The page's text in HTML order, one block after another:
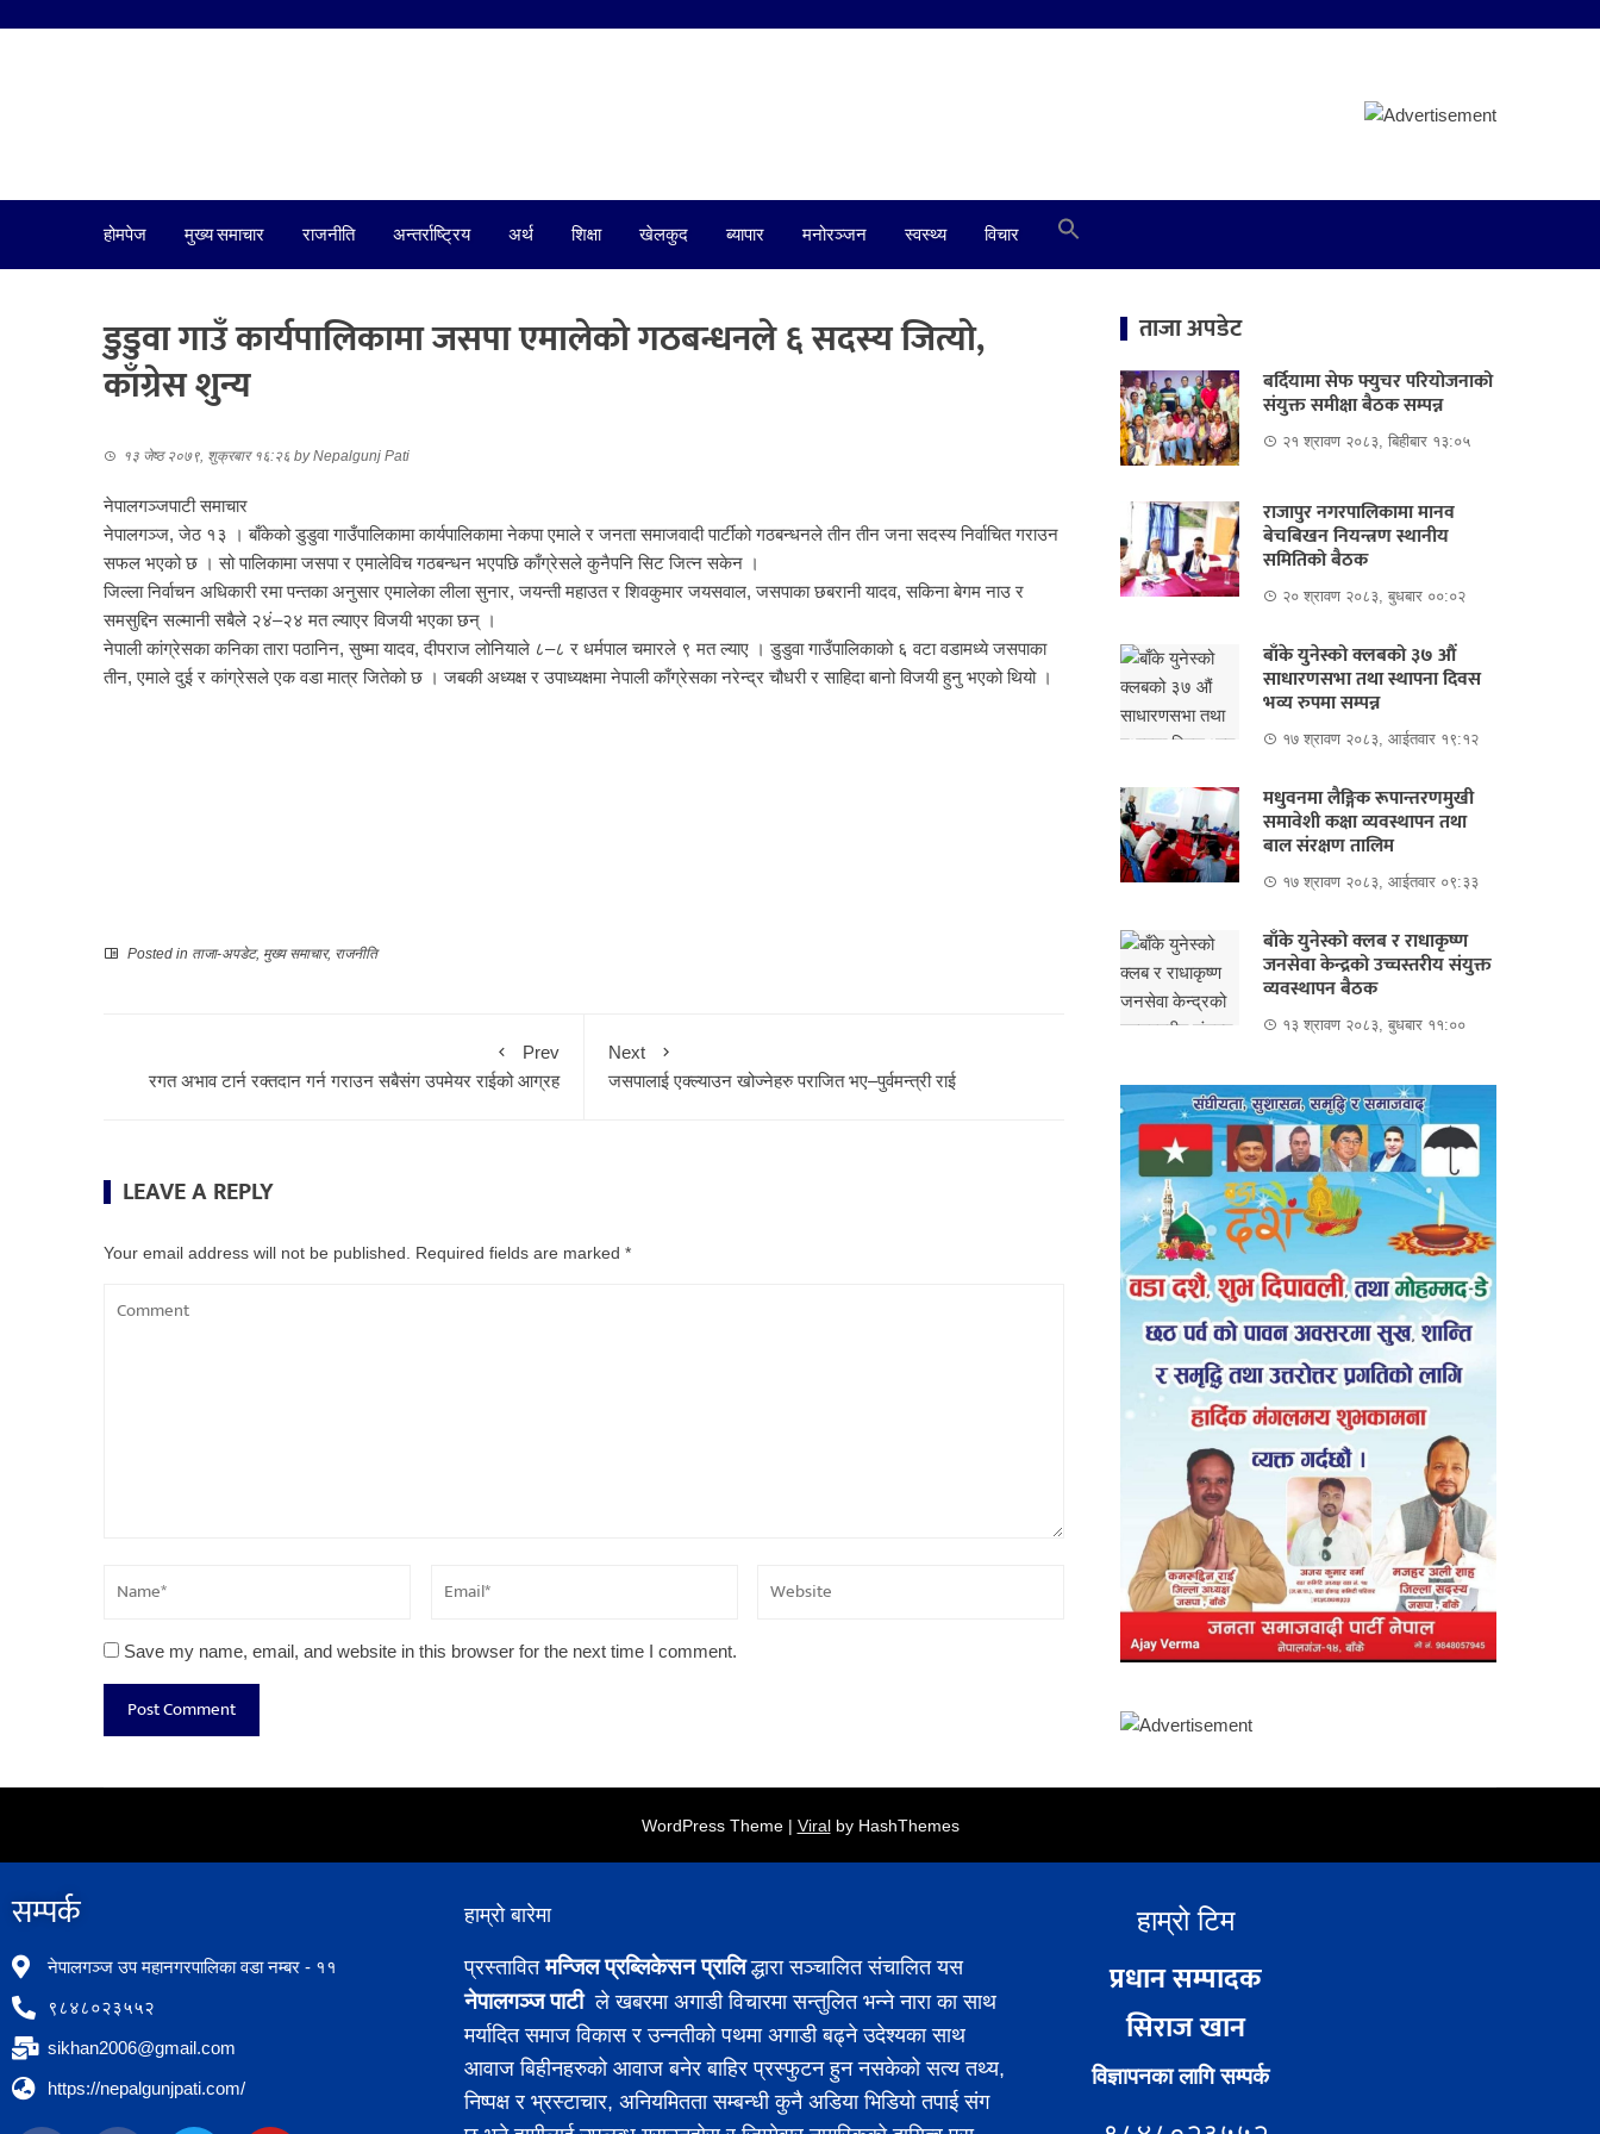
होमपेज मुख्य समाचार राजनीति अन्तर्राष्ट्रिय अर्थ शिक्षा खेलकुद ब्यापार मनोरञ्जन स्वस्थ्य विचार
डुडुवा गाउँ कार्यपालिकामा जसपा एमालेको गठबन्धनले ६ सदस्य जित्यो,
काँग्रेस शुन्य
१३ जेष्ठ २०७९, शुक्रबार १६:२६ byNepalgunj Pati
नेपालगञ्जपाटी समाचार
नेपालगञ्ज, जेठ १३ । बाँकेको डुडुवा गाउँपालिकामा कार्यपालिकामा नेकपा एमाले र जनता समाजवादी पार्टीको गठबन्धनले तीन तीन जना सदस्य निर्वाचित गराउन
सफल भएको छ । सो पालिकामा जसपा र एमालेविच गठबन्धन भएपछि काँग्रेसले कुनैपनि सिट जित्न सकेन ।
जिल्ला निर्वाचन अधिकारी रमा पन्तका अनुसार एमालेका लीला सुनार, जयन्ती महाउत र शिवकुमार जयसवाल, जसपाका छबरानी यादव, सकिना बेगम नाउ र
समसुद्दिन सल्मानी सबैले २४ं–२४ मत ल्याएर विजयी भएका छन् ।
नेपाली कांग्रेसका कनिका तारा पठानिन, सुष्मा यादव, दीपराज लोनियाले ८–८ र धर्मपाल चमारले ९ मत ल्याए । डुडुवा गाउँपालिकाको ६ वटा वडामध्ये जसपाका
तीन, एमाले दुई र कांग्रेसले एक वडा मात्र जितेको छ । जबकी अध्यक्ष र उपाध्यक्षमा नेपाली काँग्रेसका नरेन्द्र चौधरी र साहिदा बानो विजयी हुनु भएको थियो ।
Posted in ताजा-अपडेट, मुख्य समाचार, राजनीति
Prev
रगत अभाव टार्न रक्तदान गर्न गराउन सबैसंग उपमेयर राईको आग्रह
Next
जसपालाई एक्ल्याउन खोज्नेहरु पराजित भए–पुर्वमन्त्री राई
LEAVE A REPLY
Your email address will not be published. Required fields are marked *
Save my name, email, and website in this browser for the next time I comment.
ताजा अपडेट
बर्दियामा सेफ फ्युचर परियोजनाको
संयुक्त समीक्षा बैठक सम्पन्न
२१ श्रावण २०८३, बिहीबार १३:०५
राजापुर नगरपालिकामा मानव
बेचबिखन नियन्त्रण स्थानीय
समितिको बैठक
२० श्रावण २०८३, बुधबार ००:०२
बाँके युनेस्को क्लबको ३७ औं
साधारणसभा तथा स्थापना दिवस
भव्य रुपमा सम्पन्न
१७ श्रावण २०८३, आईतवार १९:१२
मधुवनमा लैङ्गिक रूपान्तरणमुखी
समावेशी कक्षा व्यवस्थापन तथा
बाल संरक्षण तालिम
१७ श्रावण २०८३, आईतवार ०९:३३
बाँके युनेस्को क्लब र राधाकृष्ण
जनसेवा केन्द्रको उच्चस्तरीय संयुक्त
व्यवस्थापन बैठक
१३ श्रावण २०८३, बुधबार ११:००
WordPress Theme | Viralby HashThemes
सम्पर्क​
नेपालगञ्ज उप महानगरपालिका वडा नम्बर - ११
९८४८०२३५५२
sikhan2006@gmail.com
https://nepalgunjpati.com/
हाम्रो बारेमा
प्रस्तावितमन्जिल प्रब्लिकेसन प्रालिद्धारा सञ्चालित संचालित यस
नेपालगञ्ज पाटीले खबरमा अगाडी विचारमा सन्तुलित भन्ने नारा का साथ
मर्यादित समाज विकास र उन्नतीको पथमा अगाडी बढ्ने उदेश्यका साथ
आवाज बिहीनहरुको आवाज बनेर बाहिर प्रस्फुटन हुन नसकेको सत्य तथ्य,
निष्पक्ष र भ्रस्टाचार, अनियमितता सम्बन्धी कुनै अडिया भिडियो तपाई संग
हाम्रो टिम
प्रधान सम्पादक
सिराज खान
विज्ञापनका लागि सम्पर्क